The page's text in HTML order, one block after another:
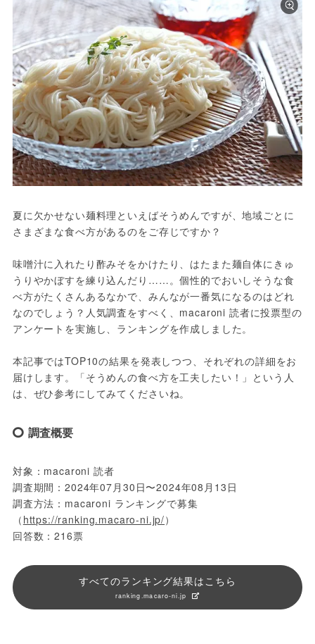
夏に欠かせない麺料理といえばそうめんですが、地域ごとに
さまざまな食べ方があるのをご存じですか？
味噌汁に入れたり酢みそをかけたり、はたまた麺自体にきゅ
うりやかぼすを練り込んだり……。個性的でおいしそうな食
べ方がたくさんあるなかで、みんなが一番気になるのはどれ
なのでしょう？人気調査をすべく、macaroni 読者に投票型の
アンケートを実施し、ランキングを作成しました。
本記事ではTOP10の結果を発表しつつ、それぞれの詳細をお
届けします。「そうめんの食べ方を工夫したい！」という人
は、ぜひ参考にしてみてくださいね。
調査概要
対象：macaroni 読者
調査期間：2024年07月30日〜2024年08月13日
調査方法：macaroni ランキングで募集
（ https://ranking.macaro-ni.jp/）
回答数：216票
すべてのランキング結果はこちら
ranking.macaro-ni.jp